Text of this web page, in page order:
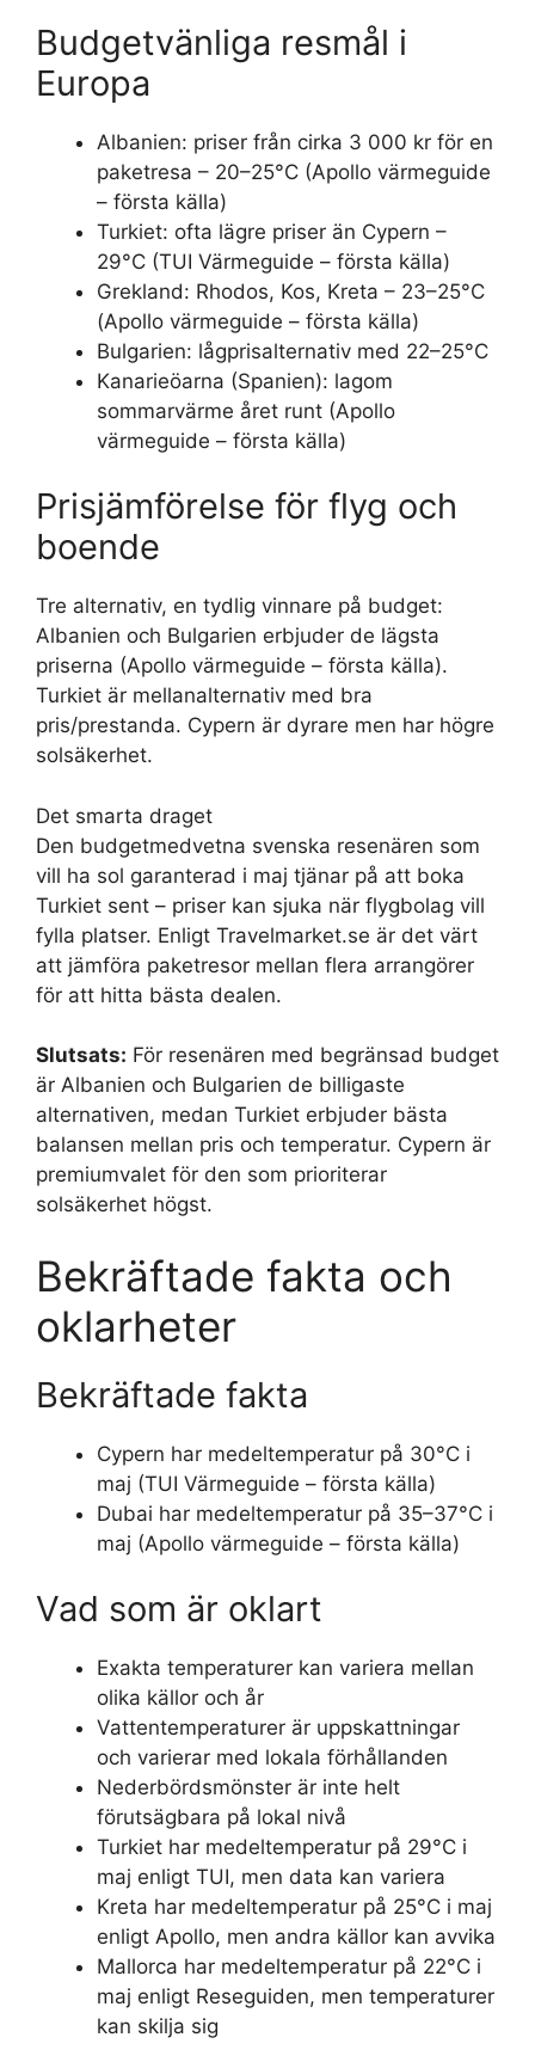
Budgetvänliga resmål i
Europa
Albanien: priser från cirka 3 000 kr för en
paketresa – 20–25°C (Apollo värmeguide
– första källa)
Turkiet: ofta lägre priser än Cypern –
29°C (TUI Värmeguide – första källa)
Grekland: Rhodos, Kos, Kreta – 23–25°C
(Apollo värmeguide – första källa)
Bulgarien: lågprisalternativ med 22–25°C
Kanarieöarna (Spanien): lagom
sommarvärme året runt (Apollo
värmeguide – första källa)
Prisjämförelse för flyg och
boende
Tre alternativ, en tydlig vinnare på budget:
Albanien och Bulgarien erbjuder de lägsta
priserna (Apollo värmeguide – första källa).
Turkiet är mellanalternativ med bra
pris/prestanda. Cypern är dyrare men har högre
solsäkerhet.
Det smarta draget
Den budgetmedvetna svenska resenären som
vill ha sol garanterad i maj tjänar på att boka
Turkiet sent – priser kan sjuka när flygbolag vill
fylla platser. Enligt Travelmarket.se är det värt
att jämföra paketresor mellan flera arrangörer
för att hitta bästa dealen.
Slutsats: För resenären med begränsad budget
är Albanien och Bulgarien de billigaste
alternativen, medan Turkiet erbjuder bästa
balansen mellan pris och temperatur. Cypern är
premiumvalet för den som prioriterar
solsäkerhet högst.
Bekräftade fakta och
oklarheter
Bekräftade fakta
Cypern har medeltemperatur på 30°C i
maj (TUI Värmeguide – första källa)
Dubai har medeltemperatur på 35–37°C i
maj (Apollo värmeguide – första källa)
Vad som är oklart
Exakta temperaturer kan variera mellan
olika källor och år
Vattentemperaturer är uppskattningar
och varierar med lokala förhållanden
Nederbördsmönster är inte helt
förutsägbara på lokal nivå
Turkiet har medeltemperatur på 29°C i
maj enligt TUI, men data kan variera
Kreta har medeltemperatur på 25°C i maj
enligt Apollo, men andra källor kan avvika
Mallorca har medeltemperatur på 22°C i
maj enligt Reseguiden, men temperaturer
kan skilja sig